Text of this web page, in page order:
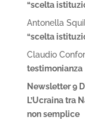
“scelta
Antonella
“scelta
Claudio
testimonianza
Newsletter 9
L’Ucraina tra
non semplice